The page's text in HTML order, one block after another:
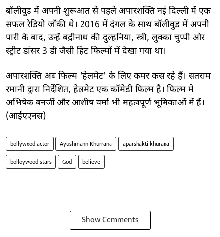
बॉलीवुड में अपनी शुरूआत से पहले अपारशक्ति नई दिल्ली में एक
सफल रेडियो जॉकी थे। 2016 में दंगल के साथ बॉलीवुड में अपनी
पारी के बाद, उन्हें बद्रीनाथ की दुल्हनिया, स्त्री, लुक्का चुप्पी और
स्ट्रीट डांसर 3 डी जैसी हिट फिल्मों में देखा गया था।
अपारशक्ति अब फिल्म 'हेलमेट' के लिए कमर कस रहे हैं। सतराम
रमानी द्वारा निर्देशित, हेलमेट एक कॉमेडी फिल्म है। फिल्म में
अभिषेक बनर्जी और आशीष वर्मा भी महत्वपूर्ण भूमिकाओं में हैं।
(आईएएनस)
bollywood actor Ayushmann Khurrana
aparshakti khurana
bolloywood stars
God believe
Show Comments